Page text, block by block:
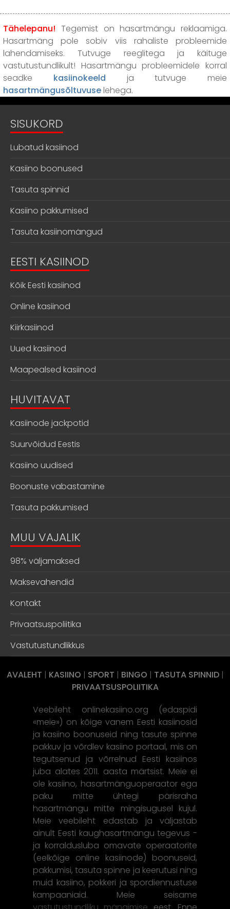
Tähelepanu! Tegemist on hasartmängu reklaamiga.
Hasartmäng pole sobiv viis rahaliste probleemide
lahendamiseks. Tutvuge reeglitega ja käituge
vastutustundlikult! Hasartmängu probleemidele korral
seadke kasiinokeeld ja tutvuge meie
hasartmängusõltuvuselehega.
SISUKORD
Lubatud kasiinod
Kasiino boonused
Tasuta spinnid
Kasiino pakkumised
Tasuta kasiinomängud
EESTI KASIINOD
Kõik Eesti kasiinod
Online kasiinod
Kiirkasiinod
Uued kasiinod
Maapealsed kasiinod
HUVITAVAT
Kasiinode jackpotid
Suurvõidud Eestis
Kasiino uudised
Boonuste vabastamine
Tasuta pakkumised
MUU VAJALIK
98% väljamaksed
Maksevahendid
Kontakt
Privaatsuspoliitika
Vastutustundlikkus
AVALEHT | KASIINO | SPORT | BINGO | TASUTA SPINNID|
PRIVAATSUSPOLIITIKA
Veebileht onlinekasiino.org (edaspidi
«meie») on kõige vanem Eesti kasiinosid
ja kasiino boonuseid ning tasute spinne
pakkuv ja võrdlev kasiino portaal, mis on
tegutsenud ja võrrelnud Eesti kasiinos
juba alates 2011. aasta märtsist. Meie ei
ole kasiino, hasartmänguoperaator ega
paku mitte ühtegi pärisraha
hasartmängu mitte mingisugusel kujul.
Meie veebileht edastab ja väljastab
ainult Eesti kaughasartmängu tegevus -
ja korraldusluba omavate operaatorite
(eelkõige online kasiinode) boonuseid,
pakkumisi, tasuta spinne ja keerutusi ning
muid kasiino, pokkeri ja spordiennustuse
kampaaniaid. Meie seisame